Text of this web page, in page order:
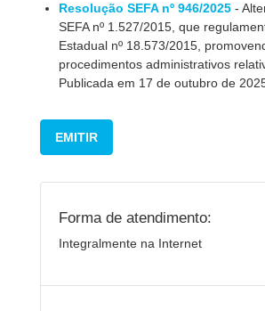
Resolução SEFA nº 946/2025 -
SEFA nº 1.527/2015, que
Estadual nº 18.573/2015,
procedimentos administrativos
Publicada em 17 de outubro de
EMITIR
Forma de atendimento:
Integralmente na Internet